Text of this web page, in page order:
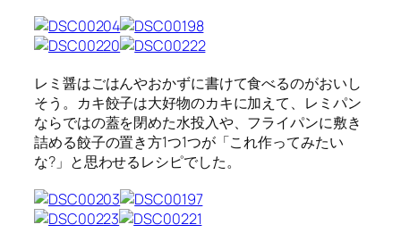
レミ醤はごはんやおかずに書けて食べるのがおいし
そう。カキ餃子は大好物のカキに加えて、レミパン
ならではの蓋を閉めた水投入や、フライパンに敷き
詰める餃子の置き方1つ1つが「これ作ってみたい
な?」と思わせるレシピでした。